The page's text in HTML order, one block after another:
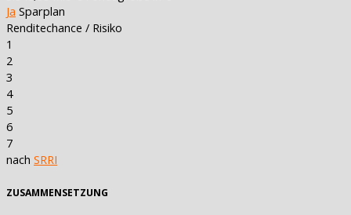
Ja Sparplan
Renditechance / Risiko
1
2
3
4
5
6
7
nach SRRI
ZUSAMMENSETZUNG